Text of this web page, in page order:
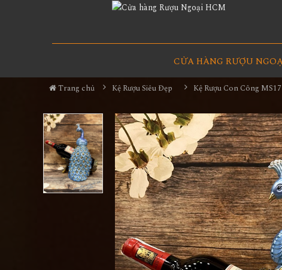
CỬA HÀNG RƯỢU
Trang chủ Kệ Rượu Siêu Đẹp Kệ Rượu Con Công MS17